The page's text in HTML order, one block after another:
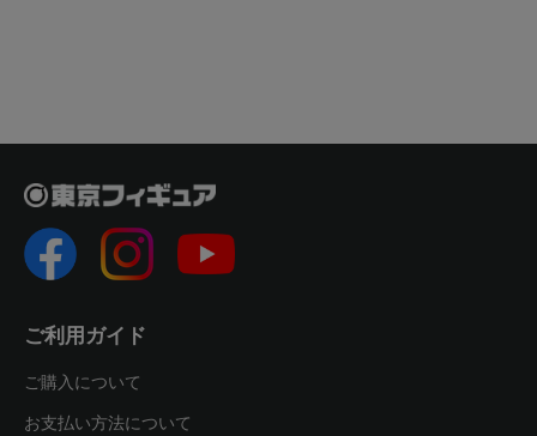
ご利用ガイド
ご購入について
お支払い方法について